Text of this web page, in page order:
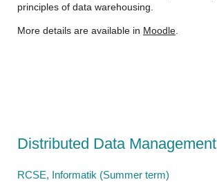
principles of data warehousing.
More details are available in Moodle
Distributed Data Management
RCSE, Informatik (Summer term)